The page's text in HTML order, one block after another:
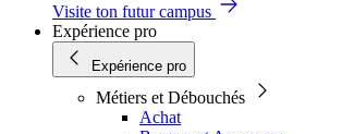
Visite ton futur campus
Expérience pro
Expérience pro
Métiers et Débouchés
Achat